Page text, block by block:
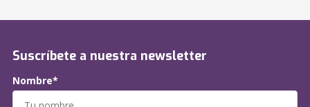
Suscríbete a nuestra newsletter
Nombre*